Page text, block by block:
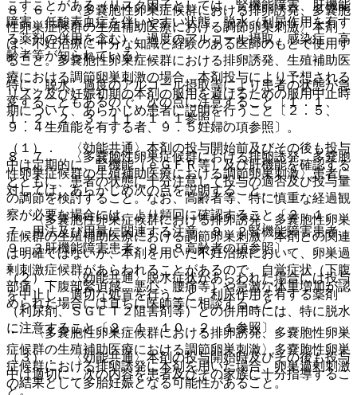
８．６． 〈多嚢胞性卵巣症候群における排卵誘発、多嚢胞
性卵巣症候群の生殖補助医療における調節卵巣刺激〉本剤
は、不妊治療に十分な知識と経験のある医師のもとで使用す
ること。多嚢胞性卵巣症候群における排卵誘発、生殖補助医
療における調節卵巣刺激の場合、本剤投与により予想される
リスク及び妊娠初期の本剤の服用を避けるための服用中止時
期について、あらかじめ患者に説明を行うこと〔２．５、
９．４生殖能を有する者、９．５妊婦の項参照〕。
８．７． 〈多嚢胞性卵巣症候群における排卵誘発、多嚢胞
性卵巣症候群の生殖補助医療における調節卵巣刺激〉患者に
対しては、あらかじめ次の点を説明すること。
・ 〈多嚢胞性卵巣症候群における排卵誘発、多嚢胞性卵巣
症候群の生殖補助医療における調節卵巣刺激〉本剤との関連
は明確ではないが、本剤を用いた不妊治療において、卵巣過
剰刺激症候群があらわれることがあるので、自覚症状（下腹
部痛、下腹部緊迫感、悪心、腰痛等）や急激な体重増加が認
められた場合には直ちに医師等に相談すること。
・ 〈多嚢胞性卵巣症候群における排卵誘発、多嚢胞性卵巣
症候群の生殖補助医療における調節卵巣刺激〉多嚢胞性卵巣
症候群における排卵誘発に本剤を用いた場合、卵巣過剰刺激
の結果として多胎妊娠となる可能性があること。
こすことがある（リスク因子としては、腎機能障害、肝機能
障害、低酸素血症を伴いやすい状態、脱水（利尿作用を有す
る薬剤の併用を含む）、過度のアルコール摂取、感染症、高
齢者等が知られている）。
特に、脱水、過度のアルコール摂取等により患者の状態が急
変することもあるので、次の点に注意すること〔１．１、
１．２、２．３、１１．１．１参照〕。
（１）． 〈効能共通〉本剤の投与開始前及びその後も投与
中は定期的に、腎機能（ｅＧＦＲ等）及び肝機能を確認する
とともに、患者の状態に十分注意して投与の適否及び投与量
の調節を検討すること。なお、高齢者等、特に慎重な経過観
察が必要な場合には、より頻回に確認すること〔２．１、
７．用法及び用量に関連する注意、９．２腎機能障害患者、
９．３肝機能障害患者、９．８高齢者の項参照〕。
（２）． 〈効能共通〉脱水症状があらわれた場合には投与
を中止し、適切な処置を行うこと。利尿作用を有する薬剤
（利尿剤、ＳＧＬＴ２阻害剤等）との併用時には、特に脱水
に注意すること〔２．１、１０．２．１参照〕。
（３）． 〈効能共通〉本剤の投与開始時及びその後も投与
中は適切に、次の内容を患者及びその家族に十分指導するこ
と。